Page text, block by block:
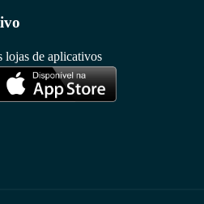
lojas de aplicativos